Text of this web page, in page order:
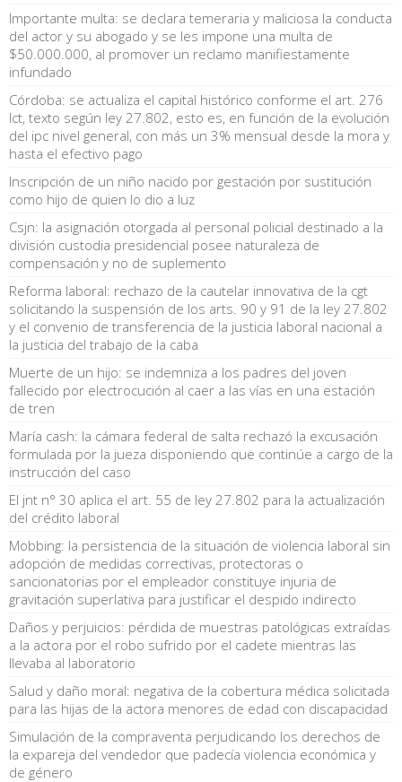
Importante multa: se declara temeraria y maliciosa la conducta
del actor y su abogado y se les impone una multa de
$50.000.000, al promover un reclamo manifiestamente
infundado
Córdoba: se actualiza el capital histórico conforme el art. 276
lct, texto según ley 27.802, esto es, en función de la evolución
del ipc nivel general, con más un 3% mensual desde la mora y
hasta el efectivo pago
Inscripción de un niño nacido por gestación por sustitución
como hijo de quien lo dio a luz
Csjn: la asignación otorgada al personal policial destinado a la
división custodia presidencial posee naturaleza de
compensación y no de suplemento
Reforma laboral: rechazo de la cautelar innovativa de la cgt
solicitando la suspensión de los arts. 90 y 91 de la ley 27.802
y el convenio de transferencia de la justicia laboral nacional a
la justicia del trabajo de la caba
Muerte de un hijo: se indemniza a los padres del joven
fallecido por electrocución al caer a las vías en una estación
de tren
María cash: la cámara federal de salta rechazó la excusación
formulada por la jueza disponiendo que continúe a cargo de la
instrucción del caso
El jnt n° 30 aplica el art. 55 de ley 27.802 para la actualización
del crédito laboral
Mobbing: la persistencia de la situación de violencia laboral sin
adopción de medidas correctivas, protectoras o
sancionatorias por el empleador constituye injuria de
gravitación superlativa para justificar el despido indirecto
Daños y perjuicios: pérdida de muestras patológicas extraídas
a la actora por el robo sufrido por el cadete mientras las
llevaba al laboratorio
Salud y daño moral: negativa de la cobertura médica solicitada
para las hijas de la actora menores de edad con discapacidad
Simulación de la compraventa perjudicando los derechos de
la expareja del vendedor que padecía violencia económica y
de género